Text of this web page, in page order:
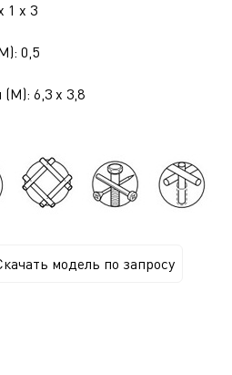
1 x 3
0,5
(М): 6,3 x 3,8
модель по запросу